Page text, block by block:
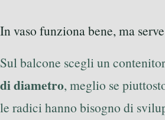
In vaso funziona bene, ma
Sul balcone scegli un
di diametro, meglio se
le radici hanno bisogno di